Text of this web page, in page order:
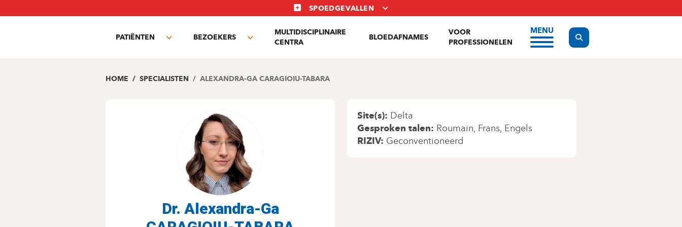
en
SPOEDGEVALLEN
PATIËNTEN
Toggle
BEZOEKERS
Toggle
MULTIDISCIPLINAIRE
CENTRA
BLOEDAFNAMES
VOOR
PROFESSIONELEN
MENU
Display the search form
HOME SPECIALISTEN ALEXANDRA-GA CARAGIOIU-TABARA
Dr. Alexandra-Ga
Site(s) Delta
Gesproken talen Roumain Frans Engels
RIZIV Geconventioneerd